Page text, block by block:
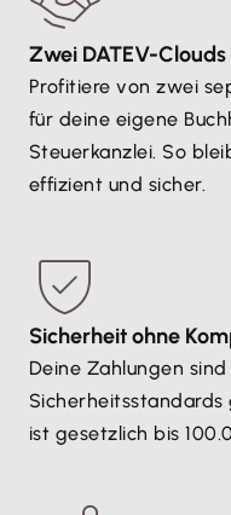
Zwei DATEV-
Profitiere von zwei
für deine eigene
Steuerkanzlei. So
effizient und sicher.
Sicherheit ohne
Deine Zahlungen
ist gesetzlich bis